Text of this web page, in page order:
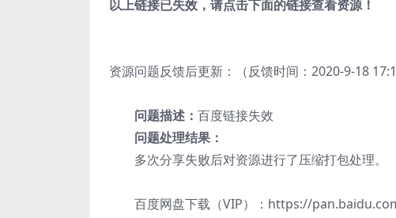
以上链接已失效，请点击下面的链接查看资源！
资源问题反馈后更新：（反馈时间：2020-9-18
问题描述： 百度链接失效
问题处理结果：
多次分享失败后对资源进行了压缩打包处理。
百度网盘下载（VIP）：https://